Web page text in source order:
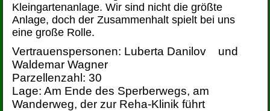
Kleingartenanlage. Wir sind nicht die größte
Anlage, doch der Zusammenhalt spielt bei uns
eine große Rolle.
Vertrauenspersonen: Luberta Danilov und
Waldemar Wagner
Parzellenzahl: 30
Lage: Am Ende des Sperberwegs, am
Wanderweg, der zur Reha-Klinik führt